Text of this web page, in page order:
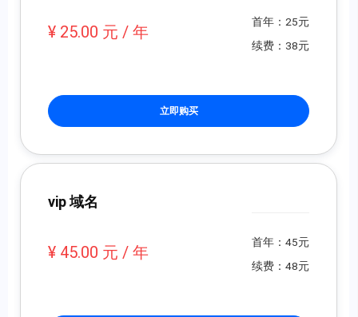
¥ 25.00 元 / 年
首年：25元
续费：38元
立即购买
vip 域名
¥ 45.00 元 / 年
首年：45元
续费：48元